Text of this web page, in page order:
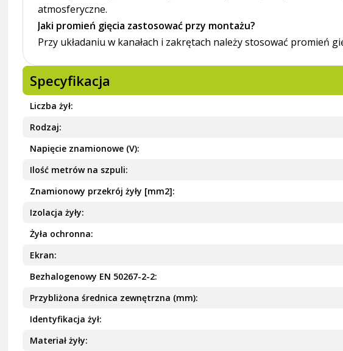
atmosferyczne.
Jaki promień gięcia zastosować przy montażu?
Przy układaniu w kanałach i zakrętach należy stosować promień
Specyfikacja
Liczba żył
Rodzaj
Napięcie znamionowe (V)
Ilość metrów na szpuli
Znamionowy przekrój żyły [mm2]
Izolacja żyły
Żyła ochronna
Ekran
Bezhalogenowy EN 50267-2-2
Przybliżona średnica zewnętrzna (mm)
Identyfikacja żył
Materiał żyły